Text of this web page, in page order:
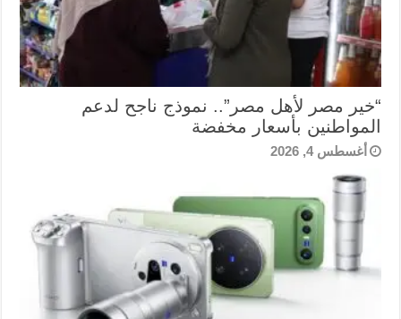
“خير مصر لأهل مصر”.. نموذج ناجح لدعم
المواطنين بأسعار مخفضة
أغسطس 4, 2026